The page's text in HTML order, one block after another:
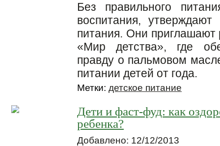
Без правильного
воспитания,
питания. Они
«Мир детства», где
правду о пальмовом
питании детей от года.
Метки: детское питание
Дети и фаст-фуд: как
ребенка?
Добавлено: 12/12/2013